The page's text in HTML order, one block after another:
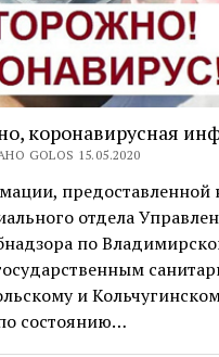
коронавирусная
GOLOS 15.05.2020
предоставленной
отдела
по
и
состоянию…